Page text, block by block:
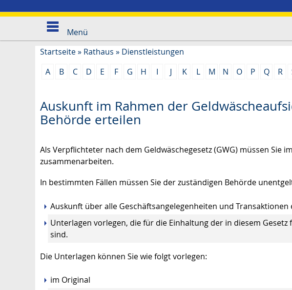
Menü
Startseite» Rathaus » Dienstleistungen
A
B C D E F G H I J K L M N O P Q R
Auskunft im Rahmen der
Behörde erteilen
Als Verpflichteter nach dem Geldwäschegesetz (GWG) müssen Sie
zusammenarbeiten.
In bestimmten Fällen müssen Sie der zuständigen Behörde
Auskunft über alle Geschäftsangelegenheiten und
Unterlagen vorlegen, die für die Einhaltung der in diesem
sind.
Die Unterlagen können Sie wie folgt vorlegen:
im Original